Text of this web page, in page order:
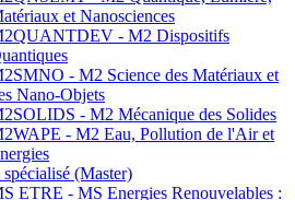
et Nanosciences
- M2 Dispositifs
- M2 Science des Matériaux et
Nano-Objets
- M2 Mécanique des Solides
- M2 Eau, Pollution de l'Air et
spécialisé (Master)
ETRE - MS Energies Renouvelables :